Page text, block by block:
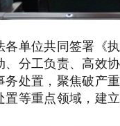
各单位共同签署《
、分工负责、高效
务处置，聚焦破产
置等重点领域，建